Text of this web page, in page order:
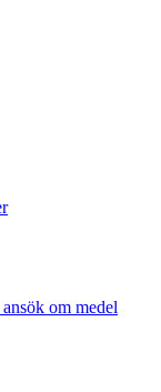
om medel